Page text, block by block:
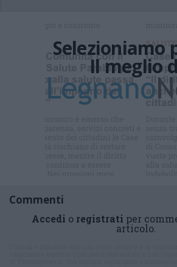
Selezioniamo
Il meglio
Iscriviti
Commenti
Accedi o registrati per
articolo.